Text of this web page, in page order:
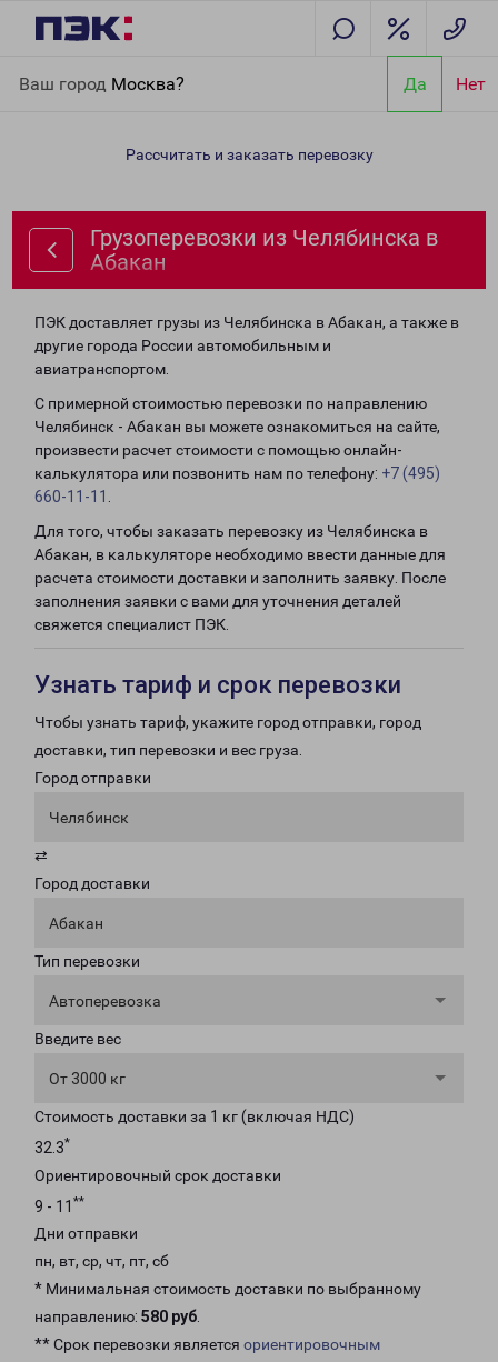
Ваш город Москва? Да Нет
Абакан
Рассчитать и заказать перевозку
Грузоперевозки из Челябинска в
Абакан
ПЭК доставляет грузы из Челябинска в Абакан, а также в
другие города России автомобильным и
авиатранспортом.
С примерной стоимостью перевозки по направлению
Челябинск - Абакан вы можете ознакомиться на сайте,
произвести расчет стоимости с помощью онлайн-
калькулятора или позвонить нам по телефону: +7 (495)
660-11-11
Для того, чтобы заказать перевозку из Челябинска в
Абакан, в калькуляторе необходимо ввести данные для
расчета стоимости доставки и заполнить заявку. После
заполнения заявки с вами для уточнения деталей
свяжется специалист ПЭК.
Узнать тариф и срок перевозки
Чтобы узнать тариф, укажите город отправки, город
доставки, тип перевозки и вес груза.
Город отправки
Челябинск
⇄
Город доставки
Абакан
Тип перевозки
Автоперевозка
Введите вес
От 3000 кг
Стоимость доставки за 1 кг (включая НДС)
32.3*
Ориентировочный срок доставки
9 - 11 **
Дни отправки
пн, вт, ср, чт, пт, сб
* Минимальная стоимость доставки по выбранному
направлению: 580 руб.
** Срок перевозки является ориентировочным